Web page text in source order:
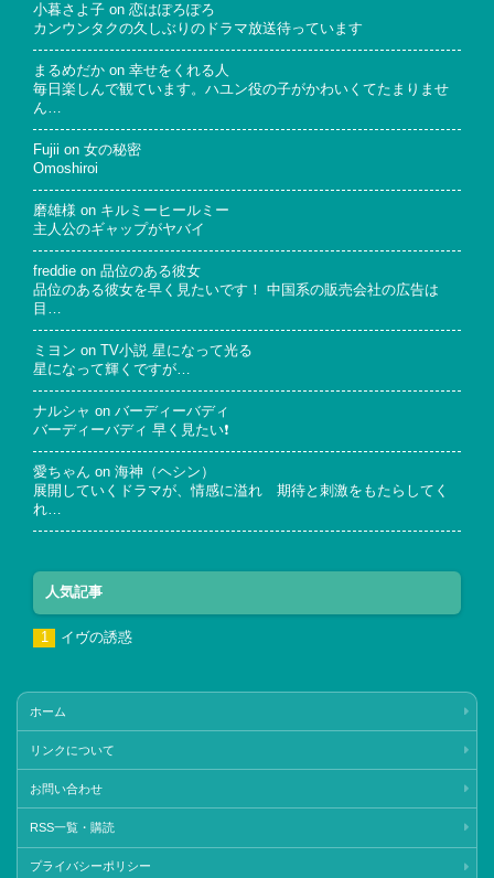
小暮さよ子 on 恋はぽろぽろ
カンウンタクの久しぶりのドラマ放送待っています
まるめだか on 幸せをくれる人
毎日楽しんで観ています。ハユン役の子がかわいくてたまりませ
ん…
Fujii on 女の秘密
Omoshiroi
磨雄様 on キルミーヒールミー
主人公のギャップがヤバイ
freddie on 品位のある彼女
品位のある彼女を早く見たいです！ 中国系の販売会社の広告は
目…
ミヨン on TV小説 星になって光る
星になって輝くですが…
ナルシャ on バーディーバディ
バーディーバディ 早く見たい❗
愛ちゃん on 海神（ヘシン）
展開していくドラマが、情感に溢れ 期待と刺激をもたらしてく
れ…
人気記事
イヴの誘惑
ホーム
リンクについて
お問い合わせ
RSS一覧・購読
プライバシーポリシー